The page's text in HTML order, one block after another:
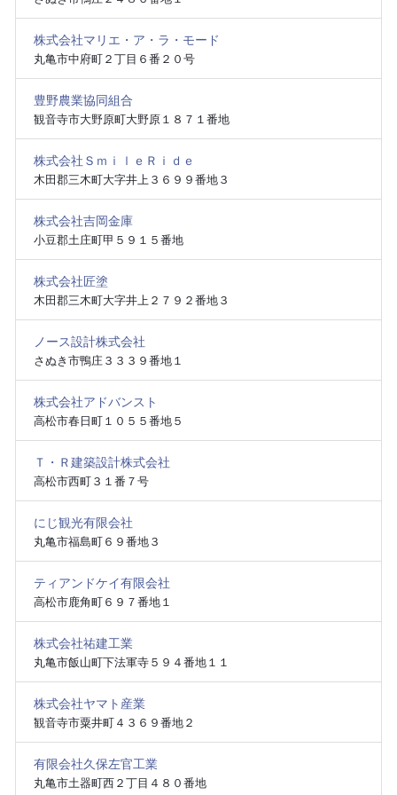
株式会社マリエ・ア・ラ・モード
丸亀市中府町２丁目６番２０号
豊野農業協同組合
観音寺市大野原町大野原１８７１番地
株式会社ＳｍｉｌｅＲｉｄｅ
木田郡三木町大字井上３６９９番地３
株式会社吉岡金庫
小豆郡土庄町甲５９１５番地
株式会社匠塗
木田郡三木町大字井上２７９２番地３
ノース設計株式会社
さぬき市鴨庄３３３９番地１
株式会社アドバンスト
高松市春日町１０５５番地５
Ｔ・Ｒ建築設計株式会社
高松市西町３１番７号
にじ観光有限会社
丸亀市福島町６９番地３
ティアンドケイ有限会社
高松市鹿角町６９７番地１
株式会社祐建工業
丸亀市飯山町下法軍寺５９４番地１１
株式会社ヤマト産業
観音寺市粟井町４３６９番地２
有限会社久保左官工業
丸亀市土器町西２丁目４８０番地